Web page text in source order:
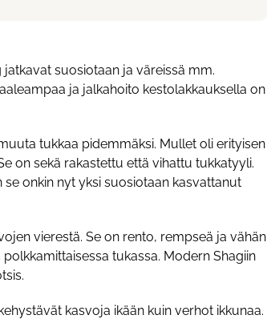
suosiotaan ja väreissä mm.
ja jalkahoito kestolakkauksella on
tukkaa pidemmäksi. Mullet oli erityisen
on sekä rakastettu että vihattu tukkatyyli.
onkin nyt yksi suosiotaan kasvattanut
vierestä. Se on rento, rempseä ja vähän
tukassa. Modern Shagiin
kasvoja ikään kuin verhot ikkunaa.